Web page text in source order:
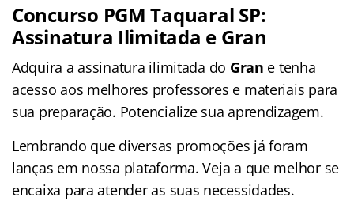
Concurso PGM Taquaral SP:
Assinatura Ilimitada e Gran
Adquira a assinatura ilimitada do Gran e tenha
acesso aos melhores professores e materiais para
sua preparação. Potencialize sua aprendizagem.
Lembrando que diversas promoções já foram
lanças em nossa plataforma. Veja a que melhor se
encaixa para atender as suas necessidades.